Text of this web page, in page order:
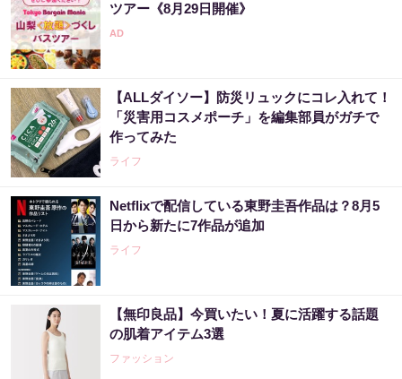
ツアー《8月29日開催》
【ALLダイソー】防災リュックにコレ入れて！
「災害用コスメポーチ」を編集部員がガチで
作ってみた
ライフ
Netflixで配信している東野圭吾作品は？8月5
日から新たに7作品が追加
ライフ
【無印良品】今買いたい！夏に活躍する話題
の肌着アイテム3選
ファッション